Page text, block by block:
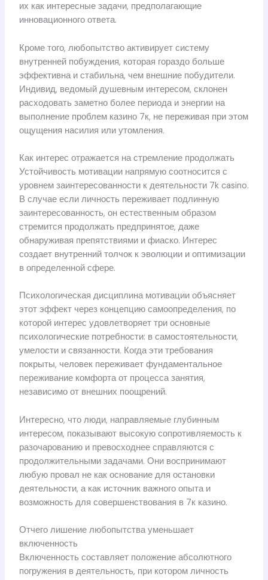
их как интересные задачи, предполагающие
инновационного ответа.
Кроме того, любопытство активирует систему
внутренней побуждения, которая гораздо больше
эффективна и стабильна, чем внешние побудители.
Индивид, ведомый душевным интересом, склонен
расходовать заметно более периода и энергии на
выполнение проблем казино 7к, не переживая при этом
ощущения насилия или утомления.
Как интерес отражается на стремление продолжать
Устойчивость мотивации напрямую соотносится с
уровнем заинтересованности к деятельности 7k casino.
В случае если личность переживает подлинную
заинтересованность, он естественным образом
стремится продолжать предпринятое, даже
обнаруживая препятствиями и фиаско. Интерес
создает внутренний толчок к эволюции и оптимизации
в определенной сфере.
Психологическая дисциплина мотивации объясняет
этот эффект через концепцию самоопределения, по
которой интерес удовлетворяет три основные
психологические потребности: в самостоятельности,
умелости и связанности. Когда эти требования
покрыты, человек переживает фундаментальное
переживание комфорта от процесса занятия,
независимо от внешних поощрений.
Интересно, что люди, направляемые глубинным
интересом, показывают высокую сопротивляемость к
разочарованию и превосходнее справляются с
продолжительными задачами. Они воспринимают
любую провал не как основание для остановки
деятельности, а как источник важного опыта и
возможность для совершенствования в 7к казино.
Отчего лишение любопытства уменьшает
включенность
Включенность составляет положение абсолютного
погружения в деятельность, при котором личность